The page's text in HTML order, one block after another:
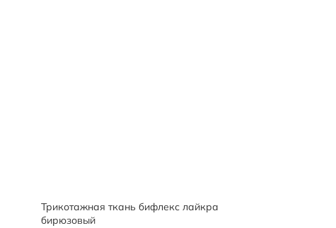
Трикотажная ткань бифлекс лайкра
бирюзовый